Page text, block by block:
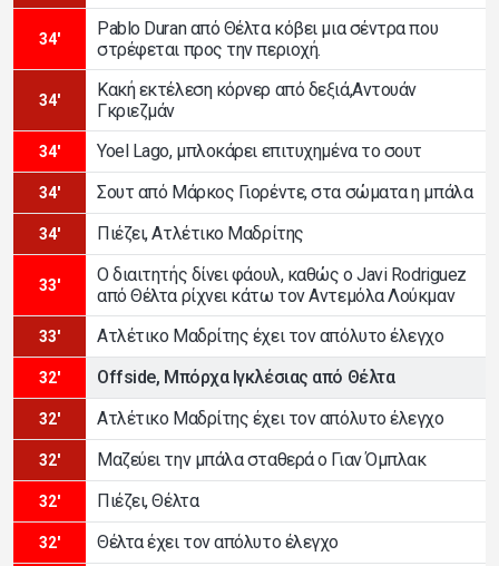
34'
Pablo Duran από Θέλτα κόβει μια σέντρα που
στρέφεται προς την περιοχή.
34'
Κακή εκτέλεση κόρνερ από δεξιά,Αντουάν
Γκριεζμάν
34' Yoel Lago, μπλοκάρει επιτυχημένα το σουτ
34' Σουτ από Μάρκος Γιορέντε, στα σώματα η μπάλα
34' Πιέζει, Ατλέτικο Μαδρίτης
33'
Ο διαιτητής δίνει φάουλ, καθώς ο Javi Rodriguez
από Θέλτα ρίχνει κάτω τον Αντεμόλα Λούκμαν
33' Ατλέτικο Μαδρίτης έχει τον απόλυτο έλεγχο
32' Offside, Μπόρχα Ιγκλέσιας από Θέλτα
32' Ατλέτικο Μαδρίτης έχει τον απόλυτο έλεγχο
32' Μαζεύει την μπάλα σταθερά ο Γιαν Όμπλακ
32' Πιέζει, Θέλτα
32' Θέλτα έχει τον απόλυτο έλεγχο